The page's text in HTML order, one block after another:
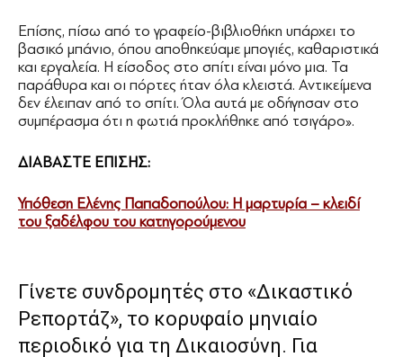
Επίσης, πίσω από το γραφείο-βιβλιοθήκη υπάρχει το
βασικό μπάνιο, όπου αποθηκεύαμε μπογιές, καθαριστικά
και εργαλεία. Η είσοδος στο σπίτι είναι μόνο μια. Τα
παράθυρα και οι πόρτες ήταν όλα κλειστά. Αντικείμενα
δεν έλειπαν από το σπίτι. Όλα αυτά με οδήγησαν στο
συμπέρασμα ότι η φωτιά προκλήθηκε από τσιγάρο».
ΔΙΑΒΑΣΤΕ ΕΠΙΣΗΣ:
Υπόθεση Ελένης Παπαδοπούλου: Η μαρτυρία – κλειδί
του ξαδέλφου του κατηγορούμενου
Γίνετε συνδρομητές στο «Δικαστικό
Ρεπορτάζ», το κορυφαίο μηνιαίο
περιοδικό για τη Δικαιοσύνη. Για